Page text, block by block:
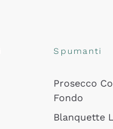
Spumanti
Prosecco
Fondo
Blanquette